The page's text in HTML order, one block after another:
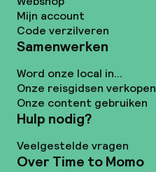
Mijn account
Code verzilveren
Samenwerken
Word onze local in...
Onze reisgidsen verkopen
Onze content gebruiken
Hulp nodig?
Veelgestelde vragen
Over Time to Momo